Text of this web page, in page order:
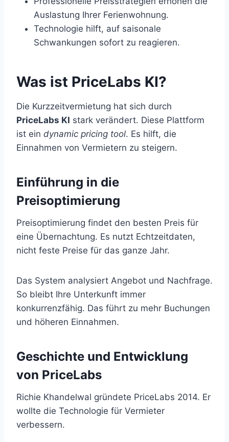
Auslastung Ihrer Ferienwohnung.
Technologie hilft, auf saisonale
Schwankungen sofort zu reagieren.
Was ist PriceLabs KI?
Die Kurzzeitvermietung hat sich durch
PriceLabs KI stark verändert. Diese Plattform
ist ein dynamic pricing tool. Es hilft, die
Einnahmen von Vermietern zu steigern.
Einführung in die
Preisoptimierung
Preisoptimierung findet den besten Preis für
eine Übernachtung. Es nutzt Echtzeitdaten,
nicht feste Preise für das ganze Jahr.
Das System analysiert Angebot und Nachfrage.
So bleibt Ihre Unterkunft immer
konkurrenzfähig. Das führt zu mehr Buchungen
und höheren Einnahmen.
Geschichte und Entwicklung
von PriceLabs
Richie Khandelwal gründete PriceLabs 2014. Er
wollte die Technologie für Vermieter
verbessern.